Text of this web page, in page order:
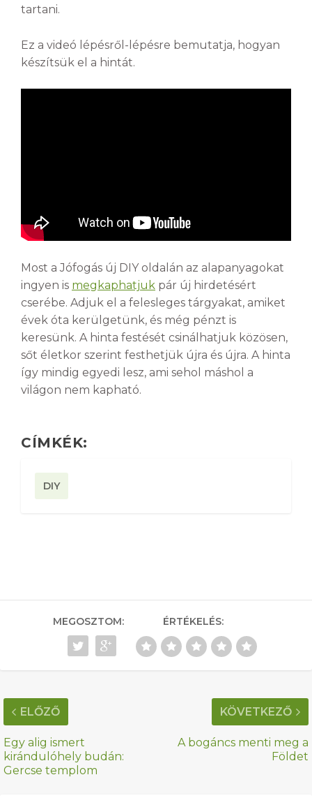
tartani.
Ez a videó lépésről-lépésre bemutatja, hogyan
készítsük el a hintát.
Most a Jófogás új DIY oldalán az alapanyagokat
ingyen is megkaphatjuk pár új hirdetésért
cserébe. Adjuk el a felesleges tárgyakat, amiket
évek óta kerülgetünk, és még pénzt is
keresünk. A hinta festését csinálhatjuk közösen,
sőt életkor szerint festhetjük újra és újra. A hinta
így mindig egyedi lesz, ami sehol máshol a
világon nem kapható.
CÍMKÉK:
DIY
MEGOSZTOM: ÉRTÉKELÉS:
ELŐZŐ
Egy alig ismert
kirándulóhely budán:
Gercse templom
KÖVETKEZŐ
A bogáncs menti meg a
Földet